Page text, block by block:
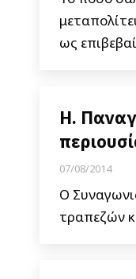
ως
Η.
07/08/2014
Ο
τραπεζών